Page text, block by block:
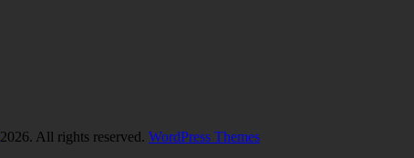
2026. All rights reserved. WordPress Themes